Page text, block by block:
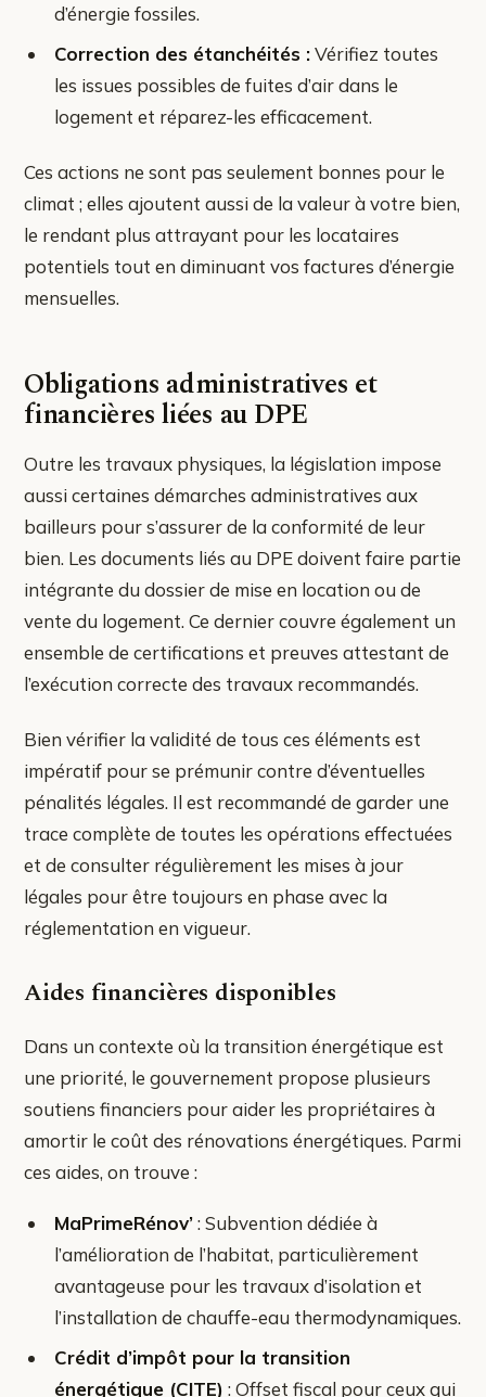
d’énergie fossiles.
Correction des étanchéités :Vérifiez toutes
les issues possibles de fuites d’air dans le
logement et réparez-les efficacement.
Ces actions ne sont pas seulement bonnes pour le
climat ; elles ajoutent aussi de la valeur à votre bien,
le rendant plus attrayant pour les locataires
potentiels tout en diminuant vos factures d’énergie
mensuelles.
Obligations administratives et
financières liées au DPE
Outre les travaux physiques, la législation impose
aussi certaines démarches administratives aux
bailleurs pour s’assurer de la conformité de leur
bien. Les documents liés au DPE doivent faire partie
intégrante du dossier de mise en location ou de
vente du logement. Ce dernier couvre également un
ensemble de certifications et preuves attestant de
l’exécution correcte des travaux recommandés.
Bien vérifier la validité de tous ces éléments est
impératif pour se prémunir contre d’éventuelles
pénalités légales. Il est recommandé de garder une
trace complète de toutes les opérations effectuées
et de consulter régulièrement les mises à jour
légales pour être toujours en phase avec la
réglementation en vigueur.
Aides financières disponibles
Dans un contexte où la transition énergétique est
une priorité, le gouvernement propose plusieurs
soutiens financiers pour aider les propriétaires à
amortir le coût des rénovations énergétiques. Parmi
ces aides, on trouve :
MaPrimeRénov’: Subvention dédiée à
l’amélioration de l’habitat, particulièrement
avantageuse pour les travaux d’isolation et
l’installation de chauffe-eau thermodynamiques.
Crédit d’impôt pour la transition
énergétique (CITE) : Offset fiscal pour ceux qui